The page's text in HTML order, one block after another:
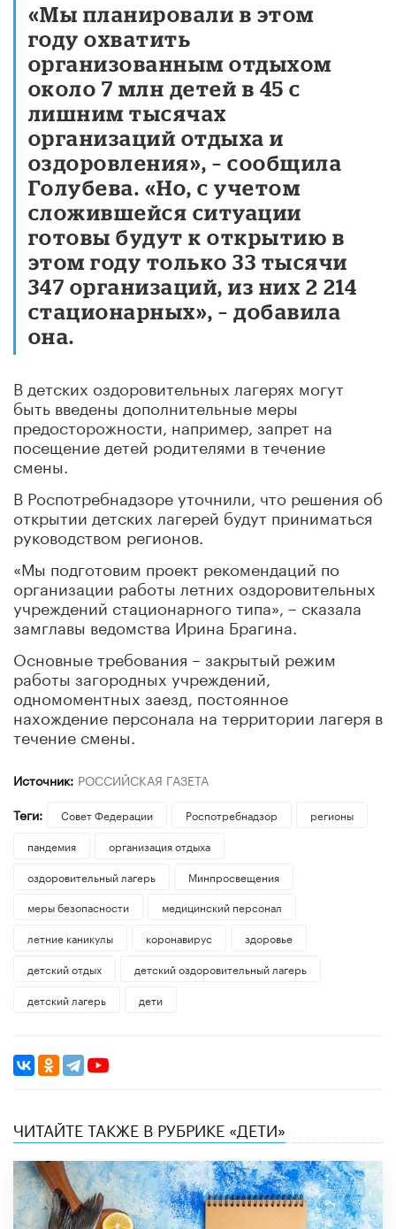
«Мы планировали в этом
году охватить
организованным отдыхом
около 7 млн детей в 45 с
лишним тысячах
организаций отдыха и
оздоровления», – сообщила
Голубева. «Но, с учетом
сложившейся ситуации
готовы будут к открытию в
этом году только 33 тысячи
347 организаций, из них 2 214
стационарных», – добавила
она.
В детских оздоровительных лагерях могут
быть введены дополнительные меры
предосторожности, например, запрет на
посещение детей родителями в течение
смены.
В Роспотребнадзоре уточнили, что решения об
открытии детских лагерей будут приниматься
руководством регионов.
«Мы подготовим проект рекомендаций по
организации работы летних оздоровительных
учреждений стационарного типа», – сказала
замглавы ведомства Ирина Брагина.
Основные требования – закрытый режим
работы загородных учреждений,
одномоментных заезд, постоянное
нахождение персонала на территории лагеря в
течение смены.
Источник: РОССИЙСКАЯ ГАЗЕТА
Теги:
Совет Федерации Роспотребнадзор
регионы
пандемия
организация отдыха
оздоровительный лагерь
Минпросвещения
меры безопасности
медицинский персонал
летние каникулы
коронавирус
здоровье
детский отдых
детский оздоровительный лагерь
детский лагерь
дети
ЧИТАЙТЕ ТАКЖЕ В РУБРИКЕ «ДЕТИ»